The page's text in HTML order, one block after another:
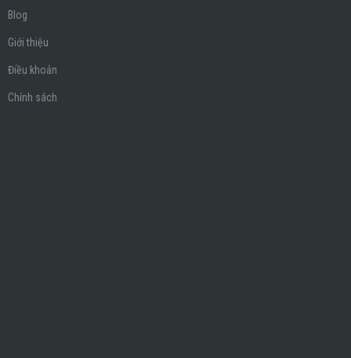
Blog
Giới thiệu
Điều khoản
Chính sách